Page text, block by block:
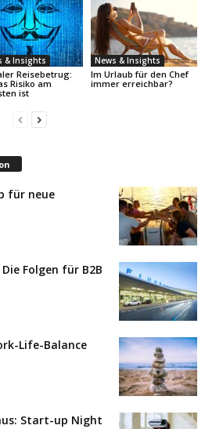
& Insights
Reisebetrug:
Risiko am
ist
News & Insights
Im Urlaub für den Chef
immer erreichbar?
für neue
Folgen für B2B
Life-Balance
Start-up Night